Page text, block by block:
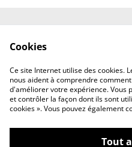
confidentialité
Cookies
Ce site Internet utilise des cookies.
nous aident à comprendre
d'améliorer votre expérience. Vous
et contrôler la façon dont ils sont
cookies ». Vous pouvez également
Tout